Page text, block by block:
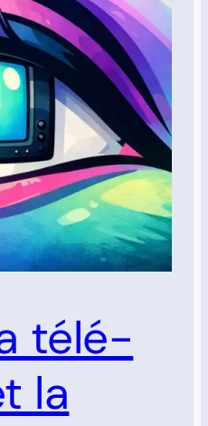
télé-
la